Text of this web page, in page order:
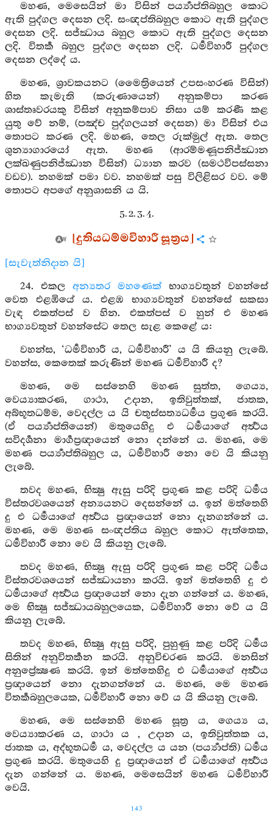
මහණ, මෙසෙයින් මා විසින් පර්‍ය්‍යාප්තිබහුල කොට
ඇති පුද්ගල දෙසන ලදි. සංඥප්තිබහුල කොට ඇති පුද්ගල
දෙසන ලදි. සජ්ඣාය බහුල කොට ඇති පුද්ගල දෙසන
ලදි. විතර්‍ක බහුල පුද්ගල දෙසන ලදි. ධර්‍මවිහාරී පුද්ගල
දෙසන ලද්දේ ය.
මහණ, ශ්‍රාවකයනට (මෛත්‍රියෙන් උපසංහරණ විසින්)
හිත කැමැති (කරුණායෙන්) අනුකම්පා කරණ
ශාස්තෘවරයකු විසින් අනුකම්පාව නිසා යම් කරණී කළ
යුතු වේ නම්, (පඤ්ච පුද්ගලයන් දෙසන) මා විසින් එය
තොපට කරණ ලදි. මහණ, තෙල රුක්මුල් ඇත. තෙල
ශුන්‍යාගාරයෝ ඇත. මහණ (ආරම්මණූපනිජ්ඣාන
ලක්ඛණුපනිජ්ඣාන විසින්) ධ්‍යාන කරව (සමථවිපස්සනා
වඩව). නහමක් පමා වව. නහමක් පසු විලිළිසර වව. මේ
තොපට අපගේ අනුශාසනි ය යි.
5. 2. 3. 4.
[දුතියධම්මවිහාරී සූත්‍රය]
[සැවැත්නිදාන යි]
24. එකල අන්‍යතර මහණෙක්භාග්‍යවතුන් වහන්සේ
වෙත එළඹියේ ය. එළඹ භාග්‍යවතුන් වහන්සේ සකසා
වැඳ එකත්පස් ව හින. එකත්පස් ව හුන් එ මහණ
භාග්‍යවතුන් වහන්සේට තෙල සැළ කෙළේ ය:
වහන්ස, ‘ධර්‍මවිහාරී ය, ධර්‍මවිහාරී’ ය යි කියනු ලැබේ.
වහන්ස, කෙතෙක් කරුණින් මහණ ධර්‍මවිහාරී ද?
මහණ, මෙ සස්නෙහි මහණ සුත්ත, ගෙය්‍ය,
වෙය්‍යාකරණ, ගාථා, උදාන, ඉතිවුත්තක්, ජාතක,
අබ්භූතධම්ම, වෙදල්ල ය යි චතුස්සත්‍යධර්‍මය ප්‍රගුණ කරයි.
(ඒ පර්‍ය්‍යාප්තියෙන්) මතුයෙහිදු එ ධර්‍මයාගේ අර්‍ත්‍ථය
සවිදර්‍ශනා මාර්‍ගප්‍රඥායෙන් නො දන්නේ ය. මහණ, මෙ
මහණ පර්‍ය්‍යාප්තිබහුල ය, ධර්‍මවිහාරී නො වෙ යි කියනු
ලැබේ.
තවද මහණ, භික්‍ෂු ඇසු පරිදි ප්‍රගුණ කළ පරිදි ධර්‍මය
විස්තරවශයෙන් අන්‍යයනට දෙසන්නේ ය. ඉන් මත්තෙහි
දු එ ධර්‍මයාගේ අර්‍ත්‍ථය ප්‍රඥායෙන් නො දැනගන්නේ ය.
මහණ, මෙ මහණ සංඥප්තිය බහුල කොට ඇත්තෙක,
ධර්‍මවිහාරී නො වෙ යි කියනු ලැබේ.
තවද මහණ, භික්‍ෂු ඇසු පරිදි ප්‍රගුණ කළ පරිදි ධර්‍මය
විස්තරවශයෙන් සජ්ඣායනා කරයි. ඉන් මත්තෙහි දු එ
ධර්‍මයාගේ අර්‍ත්‍ථය ප්‍රඥායෙන් නො දැන ගන්නේ ය. මහණ,
මෙ භික්‍ෂු සජ්ඣායබහුලයෙක, ධර්‍මවිහාරී නො වේ ය යි
කියනු ලැබේ.
තවද මහණ, භික්‍ෂු ඇසු පරිදි, පුහුණු කළ පරිදි ධර්‍මය
සිතින් අනුවිතර්‍කන කරයි. අනුවිචරණ කරයි. මනසින්
අනුප්‍රේක්‍ෂණ කරයි. ඉන් මත්තෙහිදු එ ධර්‍මයාගේ අර්‍ත්‍ථය
ප්‍රඥායෙන් නො දැනගන්නේ ය. මහණ, මෙ මහණ
විතර්‍කබහුලයෙක, ධර්‍මවිහාරී නො වේ ය යි කියනු ලැබේ.
මහණ, මෙ සස්නෙහි මහණ සූත්‍ර ය, ගෙය්‍ය ය,
වෙය්‍යාකරණ ය, ගාථා ය , උදාන ය, ඉතිවුත්තක ය,
ජාතක ය, අද්භූතධර්‍ම ය, වෙදල්ල ය යන (පර්‍ය්‍යාප්ති) ධර්‍මය
ප්‍රගුණ කරයි. මතුයෙහි දු ප්‍රඥායෙන් ඒ ධර්‍මයාගේ අර්‍ත්‍ථය
දැන ගන්නේ ය. මහණ, මෙසෙයින් මහණ ධර්‍මවිහාරී
වෙයි.
143